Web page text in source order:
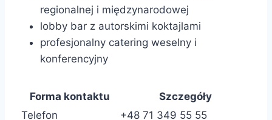
regionalnej i międzynarodowej
lobby bar z autorskimi koktajlami
profesjonalny catering weselny i
konferencyjny
Forma kontaktu
Szczegóły
Telefon
+48 71 349 55 55